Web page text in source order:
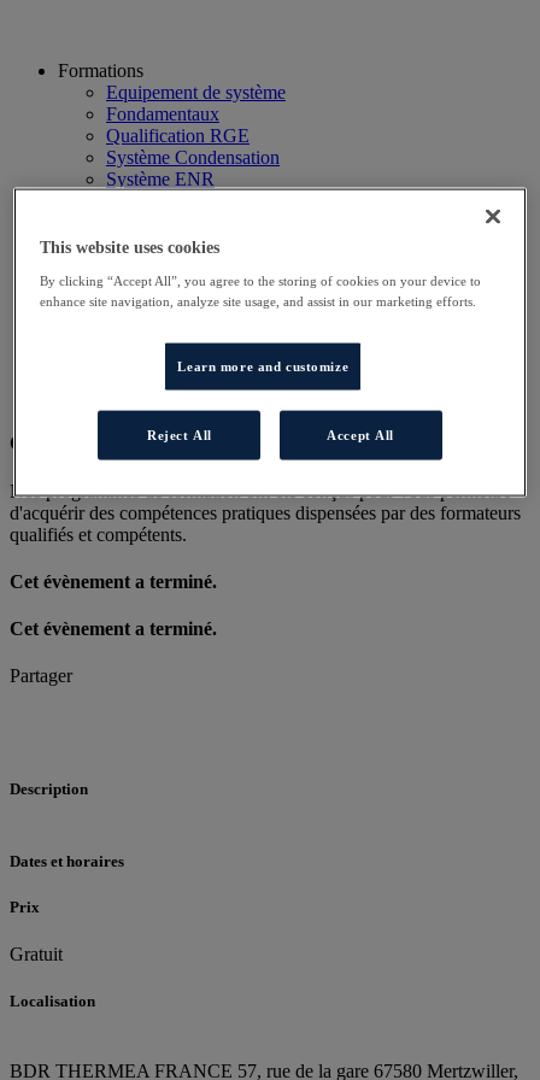
Formations
Equipement de système
Fondamentaux
Qualification RGE
Système Condensation
Système ENR
Webinaire
Hôtels
Planning
Particulier
Professionnel
Cet évènement a terminé.
Nos programmes de formation ont été conçus pour vous permettre
d'acquérir des compétences pratiques dispensées par des formateurs
qualifiés et compétents.
Cet évènement a terminé.
Cet évènement a terminé.
Partager
Description
Dates et horaires
Prix
Gratuit
Localisation
BDR THERMEA FRANCE 57, rue de la gare 67580 Mertzwiller,
This website uses cookies
By clicking “Accept All”, you agree to the storing of cookies on your device to
enhance site navigation, analyze site usage, and assist in our marketing efforts.
Learn more and customize
Reject All Accept All